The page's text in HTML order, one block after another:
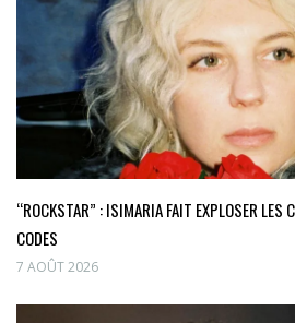
“ROCKSTAR” : ISIMARIA FAIT EXPLOSER LES
CODES
7 AOÛT 2026